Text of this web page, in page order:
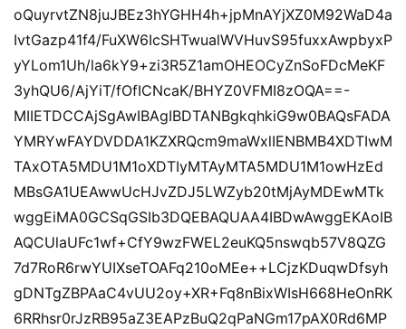
oQuyrvtZN8juJBEz3hYGHH4h+jpMnAYjXZ0M92WaD4a
IvtGazp41f4/FuXW6IcSHTwualWVHuvS95fuxxAwpbyxP
yYLom1Uh/la6kY9+zi3R5Z1amOHEOCyZnSoFDcMeKF
3yhQU6/AjYiT/fOfICNcaK/BHYZ0VFMI8zOQA==-
MIIETDCCAjSgAwIBAgIBDTANBgkqhkiG9w0BAQsFADA
YMRYwFAYDVDDA1KZXRQcm9maWxlIENBMB4XDTIwM
TAxOTA5MDU1M1oXDTIyMTAyMTA5MDU1M1owHzEd
MBsGA1UEAwwUcHJvZDJ5LWZyb20tMjAyMDEwMTk
wggEiMA0GCSqGSIb3DQEBAQUAA4IBDwAwggEKAoIB
AQCUlaUFc1wf+CfY9wzFWEL2euKQ5nswqb57V8QZG
7d7RoR6rwYUIXseTOAFq210oMEe++LCjzKDuqwDfsyh
gDNTgZBPAaC4vUU2oy+XR+Fq8nBixWIsH668HeOnRK
6RRhsr0rJzRB95aZ3EAPzBuQ2qPaNGm17pAX0Rd6MP